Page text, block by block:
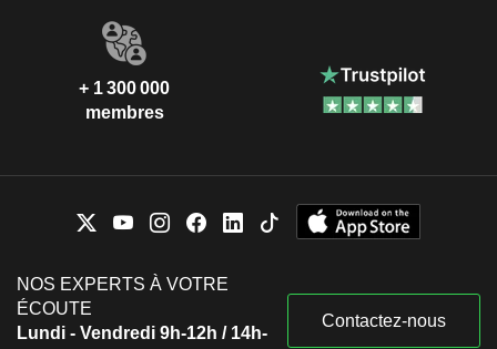
+ 1 300 000
membres
NOS EXPERTS À VOTRE
ÉCOUTE
Lundi - Vendredi 9h-12h / 14h-
Contactez-nous